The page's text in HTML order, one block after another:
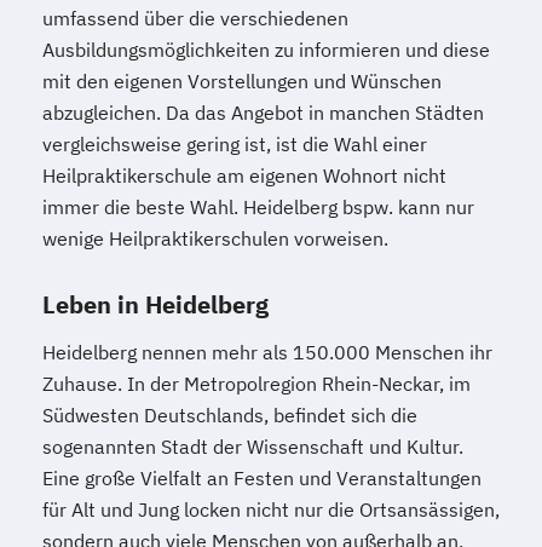
umfassend über die verschiedenen
Ausbildungsmöglichkeiten zu informieren und diese
mit den eigenen Vorstellungen und Wünschen
abzugleichen. Da das Angebot in manchen Städten
vergleichsweise gering ist, ist die Wahl einer
Heilpraktikerschule am eigenen Wohnort nicht
immer die beste Wahl. Heidelberg bspw. kann nur
wenige Heilpraktikerschulen vorweisen.
Leben in Heidelberg
Heidelberg nennen mehr als 150.000 Menschen ihr
Zuhause. In der Metropolregion Rhein-Neckar, im
Südwesten Deutschlands, befindet sich die
sogenannten Stadt der Wissenschaft und Kultur.
Eine große Vielfalt an Festen und Veranstaltungen
für Alt und Jung locken nicht nur die Ortsansässigen,
sondern auch viele Menschen von außerhalb an.